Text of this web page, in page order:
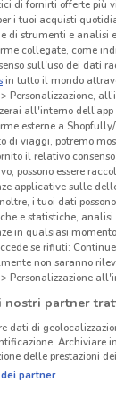
di fornirti offerte più
i tuoi acquisti
di strumenti e
collegate, come
sull'uso dei dati
in tutto il mondo
Personalizzazione,
all'interno
esterne a
di viaggi, potremo
il relativo
possono essere
applicative sulle
i tuoi dati
e statistiche,
in qualsiasi
se rifiuti:
non saranno
Personalizzazione
nostri partner
dati di
Archiviare
delle prestazioni
partner